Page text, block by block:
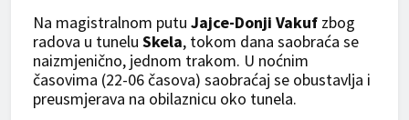
Na magistralnom putu Jajce-Donji Vakuf zbog
radova u tunelu Skela, tokom dana saobraća se
naizmjenično, jednom trakom. U noćnim
časovima (22-06 časova) saobraćaj se obustavlja i
preusmjerava na obilaznicu oko tunela.